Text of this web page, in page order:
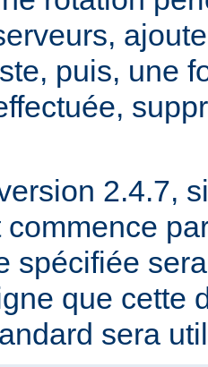
puis, une
2.4.7,
commence
spécifiée
que cette
sera